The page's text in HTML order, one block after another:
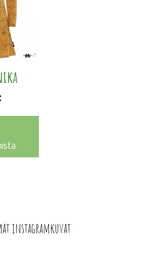
instagramkuvat